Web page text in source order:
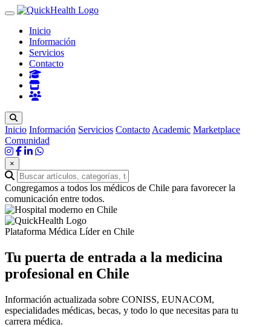
Inicio
Información
Servicios
Contacto
Inicio Información Servicios Contacto Academic Marketplace
Comunidad
×
Congregamos a todos los médicos de Chile para favorecer la
comunicación entre todos.
Plataforma Médica Líder en Chile
Tu puerta de entrada a la medicina
profesional en Chile
Información actualizada sobre CONISS, EUNACOM,
especialidades médicas, becas, y todo lo que necesitas para tu
carrera médica.